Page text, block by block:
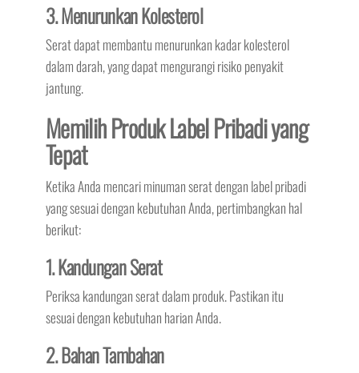
3. Menurunkan Kolesterol
Serat dapat membantu menurunkan kadar kolesterol
dalam darah, yang dapat mengurangi risiko penyakit
jantung.
Memilih Produk Label Pribadi yang
Tepat
Ketika Anda mencari minuman serat dengan label pribadi
yang sesuai dengan kebutuhan Anda, pertimbangkan hal
berikut:
1. Kandungan Serat
Periksa kandungan serat dalam produk. Pastikan itu
sesuai dengan kebutuhan harian Anda.
2. Bahan Tambahan